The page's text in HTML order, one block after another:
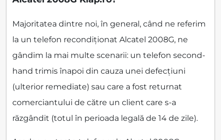
Majoritatea dintre noi, în general, când ne referim
la un telefon recondiționat Alcatel 2008G, ne
gândim la mai multe scenarii: un telefon second-
hand trimis înapoi din cauza unei defecțiuni
(ulterior remediate) sau care a fost returnat
comerciantului de către un client care s-a
răzgândit (totul în perioada legală de 14 de zile).